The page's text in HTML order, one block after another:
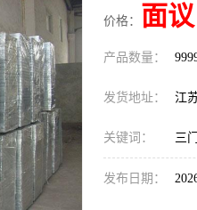
价格： 面议
产品数量：
发货地址： 江
关键词： 三
发布日期：